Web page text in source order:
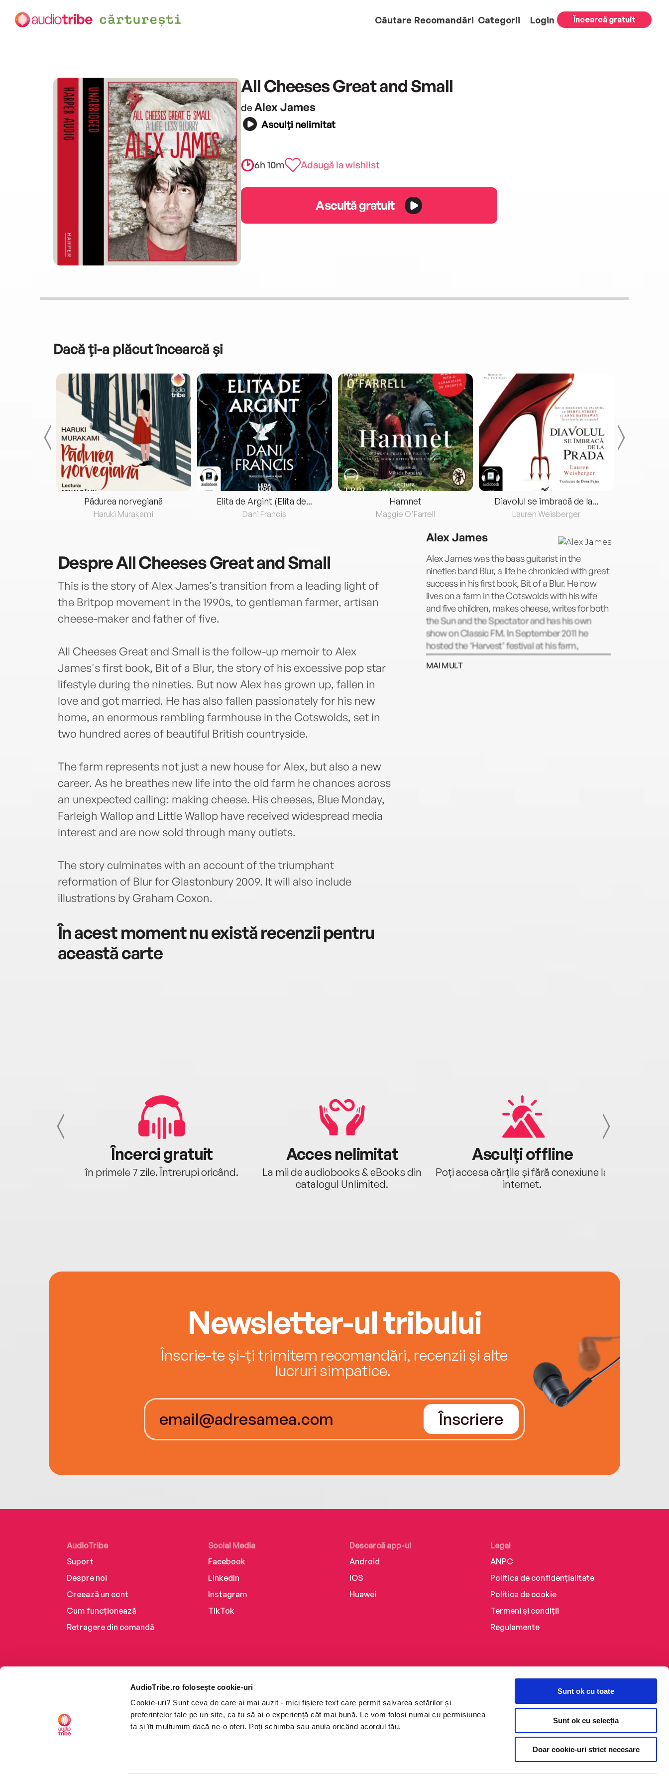
AudioTribe.ro folosește cookie-uri
Cookie-uri? Sunt ceva de care ai mai auzit - mici fișiere text care permit salvarea setărilor și
preferințelor tale pe un site, ca tu să ai o experiență cât mai bună. Le vom folosi numai cu permisiunea
ta și îți mulțumim dacă ne-o oferi. Poți schimba sau anula oricând acordul tău.
Sunt ok cu toate
Sunt ok cu selecția
Doar cookie-uri strict necesare
Căutare Recomandări Categorii Login Încearcă gratuit
All Cheeses Great and Small
de Alex James
Asculți nelimitat
6h 10m Adaugă la wishlist
Ascultă gratuit
Dacă ți-a plăcut încearcă și
Pădurea norvegiană
Haruki Murakami
Elita de Argint (Elita de...
Dani Francis
Hamnet
Maggie O'Farrell
Diavolul se îmbracă de la...
Lauren Weisberger
DespreAll Cheeses Great and Small
This is the story of Alex James’s transition from a leading light of
the Britpop movement in the 1990s, to gentleman farmer, artisan
cheese-maker and father of five.
All Cheeses Great and Small is the follow-up memoir to Alex
James's first book, Bit of a Blur, the story of his excessive pop star
lifestyle during the nineties. But now Alex has grown up, fallen in
love and got married. He has also fallen passionately for his new
home, an enormous rambling farmhouse in the Cotswolds, set in
two hundred acres of beautiful British countryside.
The farm represents not just a new house for Alex, but also a new
career. As he breathes new life into the old farm he chances across
an unexpected calling: making cheese. His cheeses, Blue Monday,
Farleigh Wallop and Little Wallop have received widespread media
interest and are now sold through many outlets.
The story culminates with an account of the triumphant
reformation of Blur for Glastonbury 2009. It will also include
illustrations by Graham Coxon.
În acest moment nu există recenzii pentru
această carte
Alex James
Alex James was the bass guitarist in the
nineties band Blur, a life he chronicled with great
success in his first book, Bit of a Blur. He now
lives on a farm in the Cotswolds with his wife
and five children, makes cheese, writes for both
the Sun and the Spectator and has his own
show on Classic FM. In September 2011 he
hosted the ‘Harvest’ festival at his farm,
combining the best in British music and food.
MAI MULT
Încerci gratuit
în primele 7 zile. Întrerupi oricând.
Acces nelimitat
La mii de audiobooks & eBooks din
catalogul Unlimited.
Asculți offline
Poți accesa cărțile și fără conexiune la
internet.
Newsletter-ul tribului
Înscrie-te și-ți trimitem recomandări, recenzii și alte
lucruri simpatice.
Înscriere
AudioTribe
Suport
Despre noi
Creează un cont
Cum funcționează
Retragere din comandă
Social Media
Facebook
LinkedIn
Instagram
TikTok
Descarcă app-ul
Android
iOS
Huawei
Legal
ANPC
Politica de confidențialitate
Politica de cookie
Termeni și condiții
Regulamente